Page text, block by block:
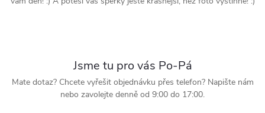
Jsme tu pro vás Po-Pá
Mate dotaz? Chcete vyřešit objednávku přes telefon? Napište nám
nebo zavolejte denně od 9:00 do 17:00.